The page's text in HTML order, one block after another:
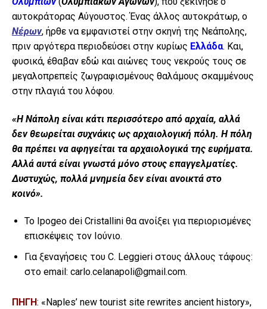
αυτοκράτορας Αύγουστος. Ένας άλλος αυτοκράτωρ, ο
Νέρων, ήρθε να εμφανιστεί στην σκηνή της Νεάπολης,
πριν αργότερα περιοδεύσει στην κυρίως Ελλάδα. Και,
φυσικά, έθαβαν εδώ και αιώνες τους νεκρούς τους σε
μεγαλοπρεπείς ζωγραφισμένους θαλάμους σκαμμένους
στην πλαγιά του λόφου.
«Η Νάπολη είναι κάτι περισσότερο από αρχαία, αλλά
δεν θεωρείται συχνάκις ως αρχαιολογική πόλη. Η πόλη
θα πρέπει να αφηγείται τα αρχαιολογικά της ευρήματα.
Αλλά αυτά είναι γνωστά μόνο στους επαγγελματίες.
Δυστυχώς, πολλά μνημεία δεν είναι ανοικτά στο
κοινό».
Το Ipogeo dei Cristallini θα ανοίξει για περιορισμένες
επισκέψεις τον Ιούνιο.
Για ξεναγήσεις του C. Leggieri στους άλλους τάφους:
στο email: carlo.celanapoli@gmail.com.
ΠΗΓΗ: «Naples’ new tourist site rewrites ancient history»,